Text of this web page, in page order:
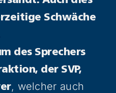
Schwäche
des Sprechers
der SVP,
, welcher auch